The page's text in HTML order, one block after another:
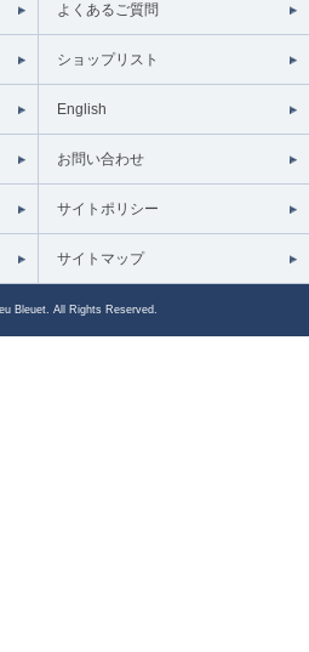
よくあるご質問
ショップリスト
English
お問い合わせ
サイトポリシー
サイトマップ
Bleuet. All Rights Reserved.